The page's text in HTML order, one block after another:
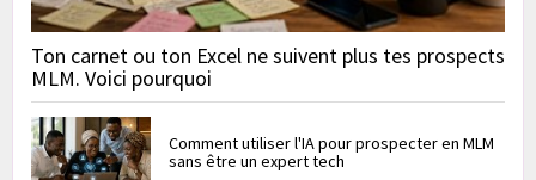
Ton carnet ou ton Excel ne suivent plus tes prospects
MLM. Voici pourquoi
Comment utiliser l'IA pour prospecter en MLM
sans être un expert tech